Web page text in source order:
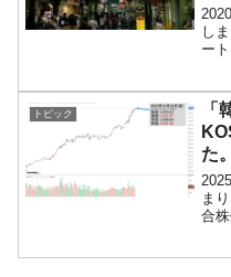
し
ー
ー
同
向
トピック
「
た。
ま
合
『